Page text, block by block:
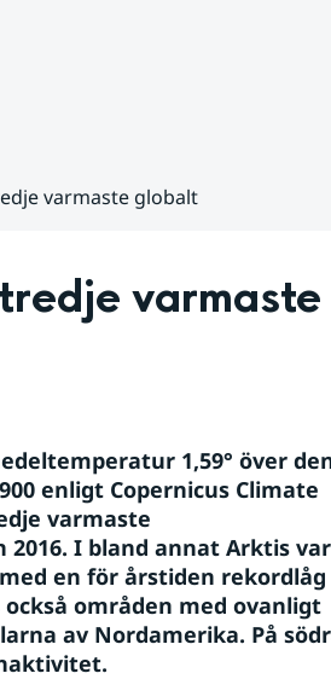
varmaste globalt
varmaste
1,59° över
enligt Copernicus Climate
varmaste
I bland annat Arktis var
en för årstiden rekordlåg
områden med ovanligt
av Nordamerika. På